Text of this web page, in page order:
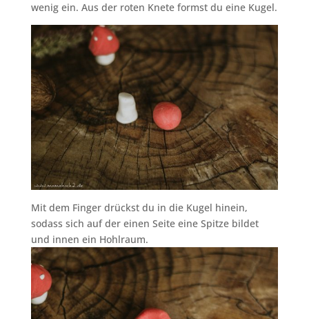
wenig ein. Aus der roten Knete formst du eine Kugel.
Mit dem Finger drückst du in die Kugel hinein,
sodass sich auf der einen Seite eine Spitze bildet
und innen ein Hohlraum.